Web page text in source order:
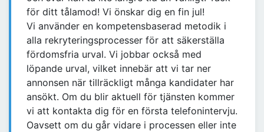
för ditt tålamod! Vi önskar dig en fin jul!
Vi använder en kompetensbaserad metodik i
alla rekryteringsprocesser för att säkerställa
fördomsfria urval. Vi jobbar också med
löpande urval, vilket innebär att vi tar ner
annonsen när tillräckligt många kandidater har
ansökt. Om du blir aktuell för tjänsten kommer
vi att kontakta dig för en första telefonintervju.
Oavsett om du går vidare i processen eller inte